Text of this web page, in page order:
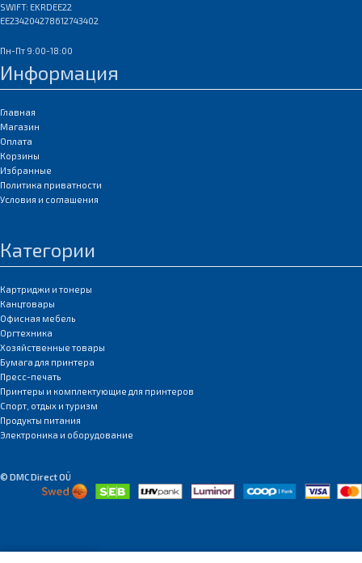
SWIFT: EKRDEE22
EE234204278612743402
Пн-Пт 9:00-18:00
Информация
Главная
Магазин
Оплата
Корзины
Избранные
Политика приватности
Условия и соглашения
Категории
Картриджи и тонеры
Канцтовары
Офисная мебель
Оргтехника
Хозяйственные товары
Бумага для принтера
Пресс-печать
Принтеры и комплектующие для принтеров
Спорт, отдых и туризм
Продукты питания
Электроника и оборудование
© DMC Direct OÜ